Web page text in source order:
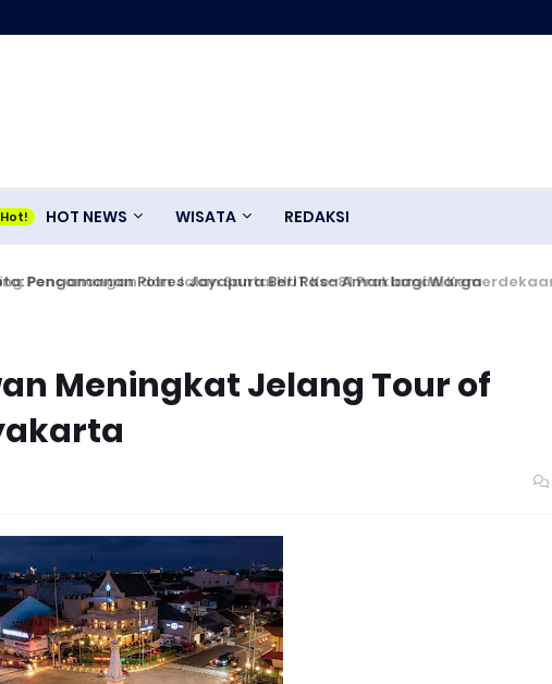
HOT NEWS WISATA REDAKSI
Pengamanan Polres Jayapura Beri Rasa Aman bagi Warga
Meningkat Jelang Tour of